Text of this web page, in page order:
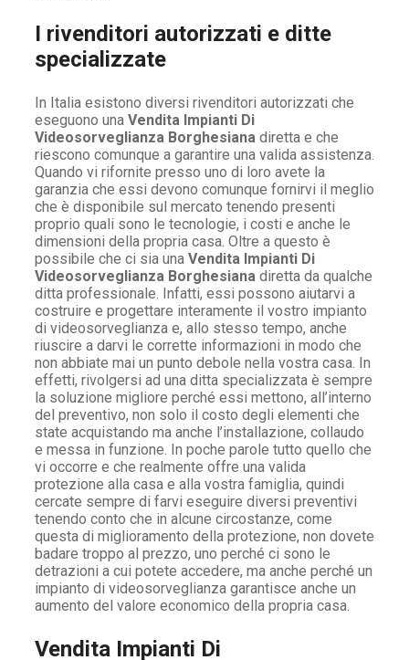
I rivenditori autorizzati e ditte
specializzate
In Italia esistono diversi rivenditori autorizzati che
eseguono una Vendita Impianti Di
Videosorveglianza Borghesiana diretta e che
riescono comunque a garantire una valida assistenza.
Quando vi rifornite presso uno di loro avete la
garanzia che essi devono comunque fornirvi il meglio
che è disponibile sul mercato tenendo presenti
proprio quali sono le tecnologie, i costi e anche le
dimensioni della propria casa. Oltre a questo è
possibile che ci sia una Vendita Impianti Di
Videosorveglianza Borghesiana diretta da qualche
ditta professionale. Infatti, essi possono aiutarvi a
costruire e progettare interamente il vostro impianto
di videosorveglianza e, allo stesso tempo, anche
riuscire a darvi le corrette informazioni in modo che
non abbiate mai un punto debole nella vostra casa. In
effetti, rivolgersi ad una ditta specializzata è sempre
la soluzione migliore perché essi mettono, all’interno
del preventivo, non solo il costo degli elementi che
state acquistando ma anche l’installazione, collaudo
e messa in funzione. In poche parole tutto quello che
vi occorre e che realmente offre una valida
protezione alla casa e alla vostra famiglia, quindi
cercate sempre di farvi eseguire diversi preventivi
tenendo conto che in alcune circostanze, come
questa di miglioramento della protezione, non dovete
badare troppo al prezzo, uno perché ci sono le
detrazioni a cui potete accedere, ma anche perché un
impianto di videosorveglianza garantisce anche un
aumento del valore economico della propria casa.
Vendita Impianti Di